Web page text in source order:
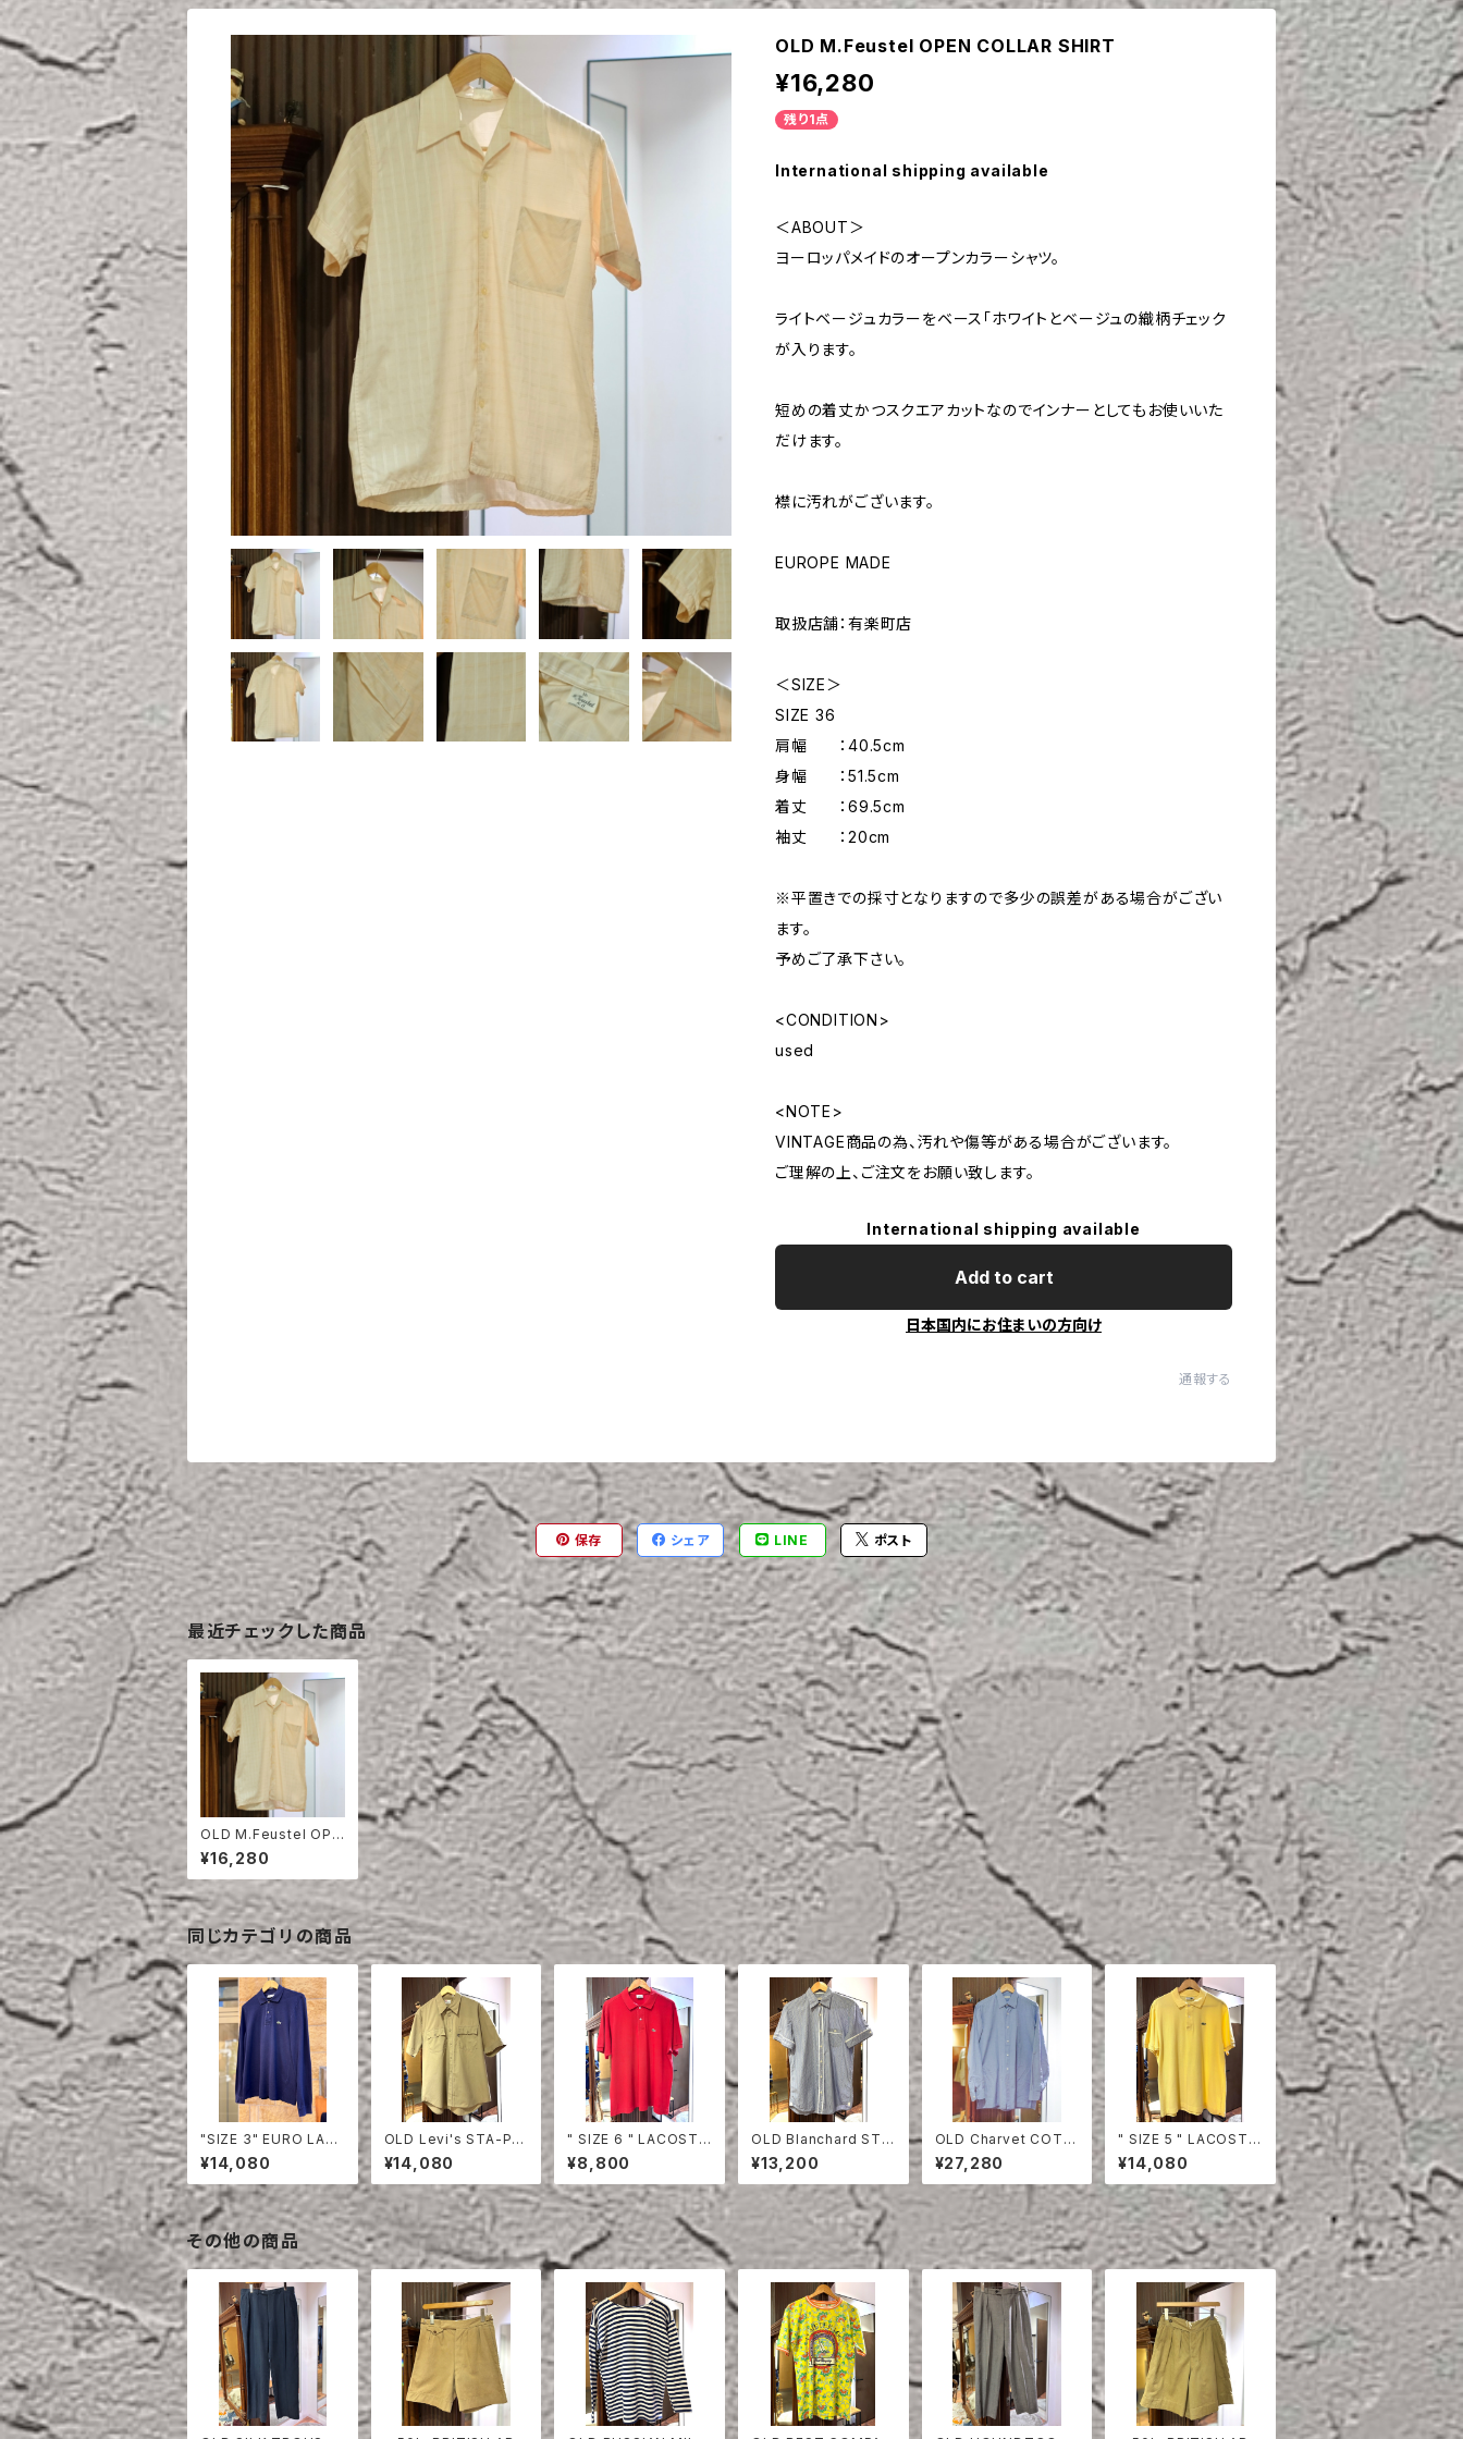
OLD M.Feustel OPEN COLLAR SHIRT
¥16,280
残り1点
International shipping available
＜ABOUT＞
ヨーロッパメイドのオープンカラーシャツ。
ライトベージュカラーをベース「ホワイトとベージュの織柄チェック
が入ります。
短めの着丈かつスクエアカットなのでインナーとしてもお使いいた
だけます。
襟に汚れがございます。
EUROPE MADE
取扱店舗：有楽町店
＜SIZE＞
SIZE 36
肩幅 ：40.5cm
身幅 ：51.5cm
着丈 ：69.5cm
袖丈 ：20cm
※平置きでの採寸となりますので多少の誤差がある場合がござい
ます。
予めご了承下さい。
<CONDITION>
used
<NOTE>
VINTAGE商品の為、汚れや傷等がある場合がございます。
ご理解の上、ご注文をお願い致します。
International shipping available
Add to cart
日本国内にお住まいの方向け
通報する
保存 シェア LINE ポスト
最近チェックした商品
OLD M.Feustel OPE
N COLLAR SHIRT
¥16,280
同じカテゴリの商品
"SIZE 3" EURO LAC
OSTE POLO SHIRT
LONG SLEEVE
¥14,080
OLD Levi's STA-PR
EST HALF SLEEVE S
HIRT
¥14,080
" SIZE 6 " LACOSTE
POLO SHIRT RED
¥8,800
OLD Blanchard STRI
PE COTTON HALF S
LEEVE SHIRT
¥13,200
OLD Charvet COTT
ON SHIRT
¥27,280
" SIZE 5 " LACOSTE
POLO SHIRT YELLO
W
¥14,080
その他の商品